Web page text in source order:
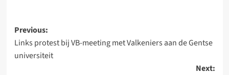
Post
navigation
Previous:
Links protest bij VB-meeting met Valkeniers aan de Gentse
universiteit
Next: